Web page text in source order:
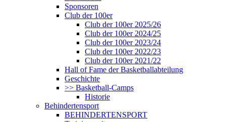
Sponsoren
Club der 100er
Club der 100er 2025/26
Club der 100er 2024/25
Club der 100er 2023/24
Club der 100er 2022/23
Club der 100er 2021/22
Hall of Fame der Basketballabteilung
Geschichte
>> Basketball-Camps
Historie
Behindertensport
BEHINDERTENSPORT